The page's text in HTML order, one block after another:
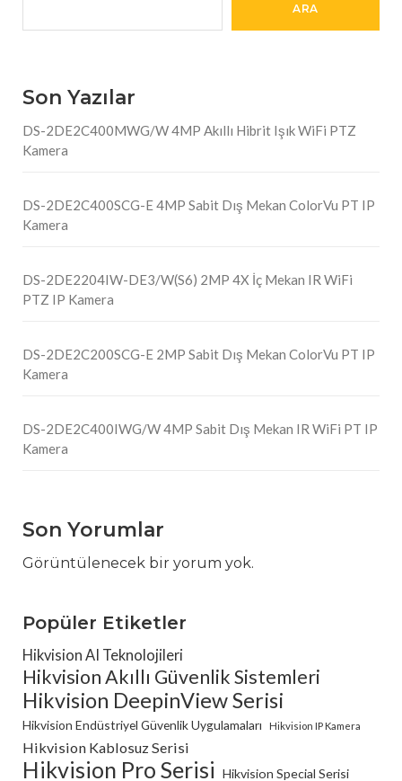
ARA
Son Yazılar
DS-2DE2C400MWG/W 4MP Akıllı Hibrit Işık WiFi PTZ
Kamera
DS-2DE2C400SCG-E 4MP Sabit Dış Mekan ColorVu PT IP
Kamera
DS-2DE2204IW-DE3/W(S6) 2MP 4X İç Mekan IR WiFi
PTZ IP Kamera
DS-2DE2C200SCG-E 2MP Sabit Dış Mekan ColorVu PT IP
Kamera
DS-2DE2C400IWG/W 4MP Sabit Dış Mekan IR WiFi PT IP
Kamera
Son Yorumlar
Görüntülenecek bir yorum yok.
Popüler Etiketler
Hikvision AI Teknolojileri
Hikvision Akıllı Güvenlik Sistemleri
Hikvision DeepinView Serisi
Hikvision Endüstriyel Güvenlik Uygulamaları Hikvision IP Kamera
Hikvision Kablosuz Serisi
Hikvision Pro Serisi Hikvision Special Serisi